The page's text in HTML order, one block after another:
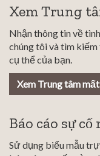
Xem Trung
Nhận thông tin về
chúng tôi và tìm
cụ thể của bạn.
Xem Trung tâm
Báo cáo sự
Sử dụng biểu mẫu